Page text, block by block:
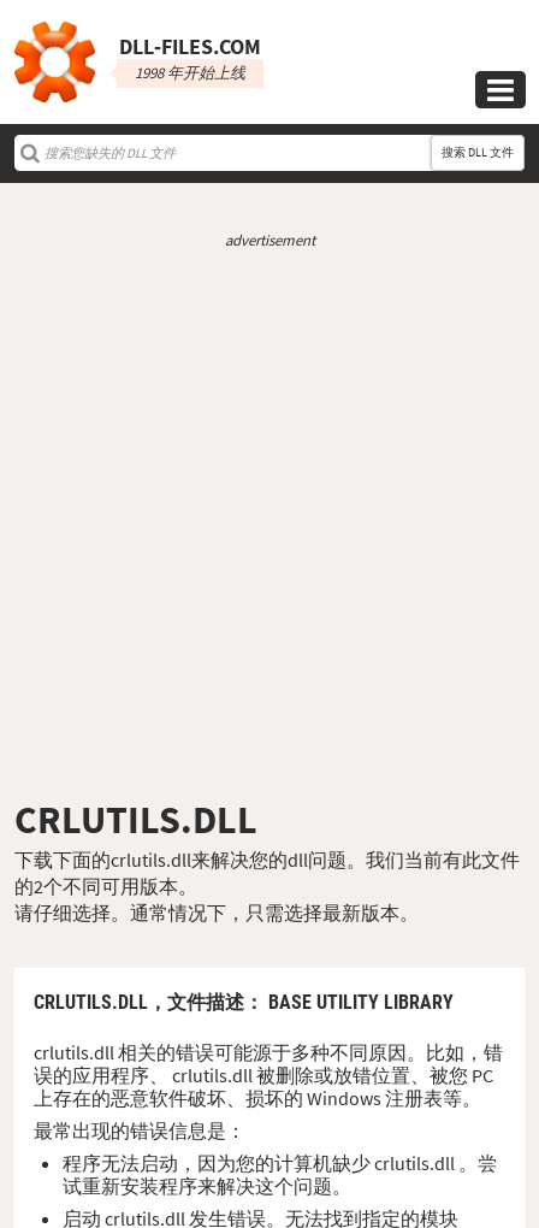
DLL‑FILES.COM
1998 年开始上线

搜索 DLL 文件
advertisement
CRLUTILS.DLL
下载下面的crlutils.dll来解决您的dll问题。我们当前有此文件
的2个不同可用版本。
请仔细选择。通常情况下，只需选择最新版本。
CRLUTILS.DLL， 文件描述 ： BASE UTILITY LIBRARY
crlutils.dll 相关的错误可能源于多种不同原因。比如，错
误的应用程序、 crlutils.dll 被删除或放错位置、被您 PC
上存在的恶意软件破坏、损坏的 Windows 注册表等。
最常出现的错误信息是：
程序无法启动，因为您的计算机缺少 crlutils.dll 。尝
试重新安装程序来解决这个问题。
启动 crlutils.dll 发生错误。无法找到指定的模块